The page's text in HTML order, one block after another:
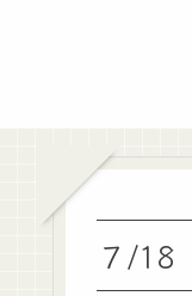
７/